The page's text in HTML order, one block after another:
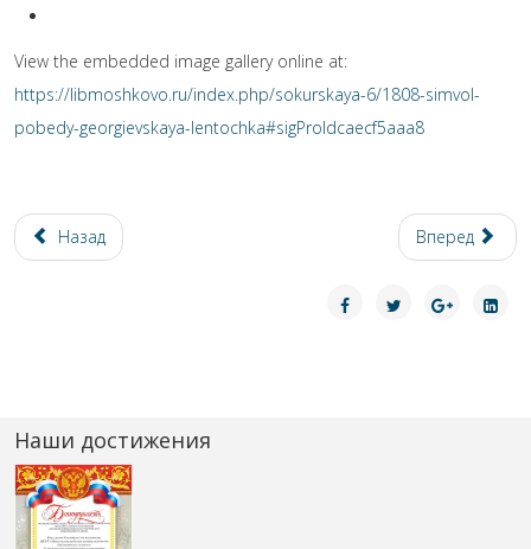
View the embedded image gallery online at:
https://libmoshkovo.ru/index.php/sokurskaya-6/1808-simvol-
pobedy-georgievskaya-lentochka#sigProIdcaecf5aaa8
Назад Вперед
Наши достижения